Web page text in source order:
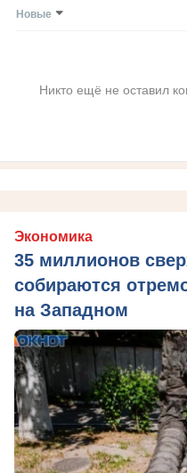
Новые
Никто ещё не оставил
Экономика
35 миллионов
собираются
на Западном